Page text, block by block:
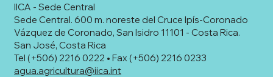
IICA - Sede Central
Sede Central. 600 m. noreste del Cruce Ipís-Coronado
Vázquez de Coronado, San Isidro 11101 - Costa Rica.
San José, Costa Rica
Tel (+506) 2216 0222 • Fax (+506) 2216 0233
agua.agricultura@iica.int